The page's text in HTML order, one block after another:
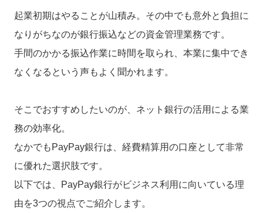
起業初期はやることが山積み。その中でも意外と負担に
なりがちなのが銀行振込などの資金管理業務です。
手間のかかる振込作業に時間を取られ、本業に集中でき
なくなるという声もよく聞かれます。
そこでおすすめしたいのが、ネット銀行の活用による業
務の効率化。
なかでもPayPay銀行は、経費精算用の口座として非常
に優れた選択肢です。
以下では、PayPay銀行がビジネス利用に向いている理
由を3つの視点でご紹介します。